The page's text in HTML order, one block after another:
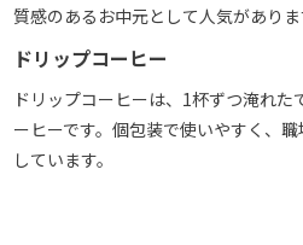
質感のあるお中元として人気がありま
ドリップコーヒー
ドリップコーヒーは、1杯ずつ淹れ
ーヒーです。個包装で使いやすく、
しています。